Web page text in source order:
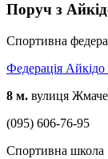
Поруч з
Спортивна
Федерація
8 м. вулиця
(095) 606-76-95
Спортивна школа